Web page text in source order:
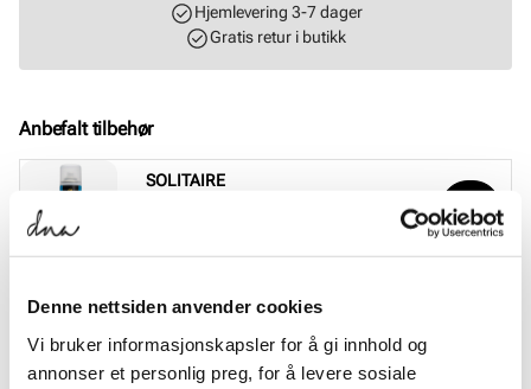
Denne nettsiden anvender cookies
Vi bruker informasjonskapsler for å gi innhold og
annonser et personlig preg, for å levere sosiale
Hjemlevering 3-7 dager
Gratis retur i butikk
Anbefalt tilbehør
SOLITAIRE
Sneaker Magic cleaning sett
229,-